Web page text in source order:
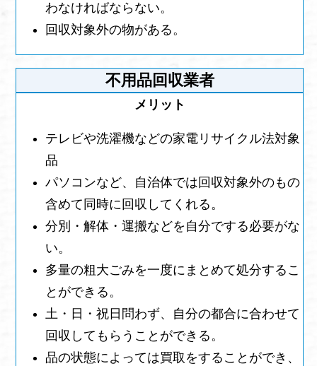
わなければならない。
回収対象外の物がある。
不用品回収業者
テレビや洗濯機などの家電リサイクル法対象
品
パソコンなど、自治体では回収対象外のもの
含めて同時に回収してくれる。
分別・解体・運搬などを自分でする必要がな
い。
多量の粗大ごみを一度にまとめて処分するこ
とができる。
土・日・祝日問わず、自分の都合に合わせて
回収してもらうことができる。
品の状態によっては買取をすることができ、